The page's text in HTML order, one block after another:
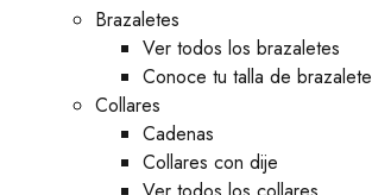
Brazaletes
Ver todos los brazaletes
Conoce tu talla de brazalete
Collares
Cadenas
Collares con dije